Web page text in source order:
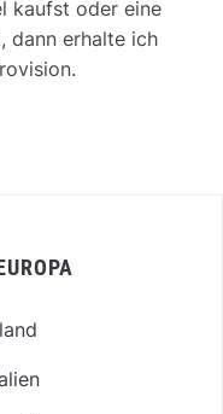
kaufst oder eine
dann erhalte ich